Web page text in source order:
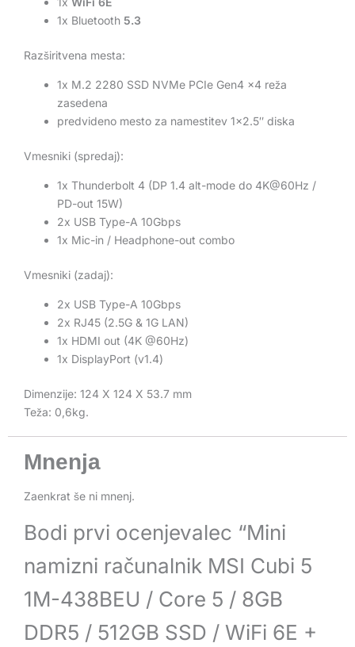
1x Bluetooth 5.3
Razširitvena mesta:
1x M.2 2280 SSD NVMe PCIe Gen4 x4 reža
zasedena
predvideno mesto za namestitev 1×2.5″ diska
Vmesniki (spredaj):
1x Thunderbolt 4 (DP 1.4 alt-mode do 4K@60Hz /
PD-out 15W)
2x USB Type-A 10Gbps
1x Mic-in / Headphone-out combo
Vmesniki (zadaj):
2x USB Type-A 10Gbps
2x RJ45 (2.5G & 1G LAN)
1x HDMI out (4K @60Hz)
1x DisplayPort (v1.4)
Dimenzije: 124 X 124 X 53.7 mm
Teža: 0,6kg.
Mnenja
Zaenkrat še ni mnenj.
Bodi prvi ocenjevalec “Mini
namizni računalnik MSI Cubi 5
1M-438BEU / Core 5 / 8GB
DDR5 / 512GB SSD / WiFi 6E +